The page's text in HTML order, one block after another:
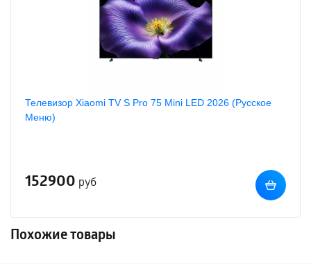
Телевизор Xiaomi TV S Pro 75 Mini LED 2026 (Русское
Меню)
152900 руб
Похожие товары